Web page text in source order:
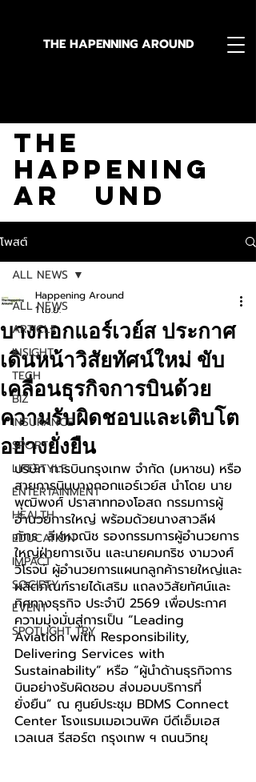
THE HAPENNING AROUND
The
Happening
Ar und
โพสต์
ALL NEWS
ARTICLE
INSIGHT
TECH
BIZ
INSURANCE
SPORT
LIFESTYLE
ENTERTAINMENT
HEALTH
EDUCATION
IMPACT
SOCIETY
EVENT
SPOTLIGHT TRY
ALL NEWS
บางกอกแอร์เวย์ส ประกาศ
เดินหน้าวิสัยทัศน์ใหม่ ขับ
เคลื่อนธุรกิจการบินด้วย
ความรับผิดชอบและเติบโต
อย่างยั่งยืน
Happening Around
1 เม.ย.
บริษัท การบินกรุงเทพ จำกัด (มหาชน) หรือ
สายการบินบางกอกแอร์เวย์ส นำโดย นาย
พุฒิพงศ์ ปราสาททองโอสถ กรรมการผู้
อำนวยการใหญ่ พร้อมด้วยนางสาวลีฬ
ภัทร  ลีฬหวณิช รองกรรมการผู้อำนวยการ
ใหญ่ฝ่ายการเงิน และนายคมกริช งามวงศ์
วิโรจน์ ผู้อำนวยการแผนกลูกค้ารายใหญ่และ
ผลิตภัณฑ์รายได้เสริม แถลงวิสัยทัศน์และ
ทิศทางธุรกิจ ประจำปี 2569 เพื่อประกาศ
ความมุ่งมั่นสู่การเป็น “Leading
Aviation with Responsibility,
Delivering Services with
Sustainability” หรือ “ผู้นำด้านธุรกิจการ
บินอย่างรับผิดชอบ ส่งมอบบริการที่
ยั่งยืน” ณ ศูนย์ประชุม BDMS Connect
Center โรงแรมเมอเวนพิค บีดีเอ็มเอส
เวลเนส รีสอร์ต กรุงเทพ ฯ ถนนวิทยุ